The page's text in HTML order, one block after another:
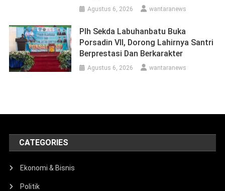
Agustus 6, 2026 wantaranews
Plh Sekda Labuhanbatu Buka
Porsadin VII, Dorong Lahirnya Santri
Berprestasi Dan Berkarakter
Agustus 6, 2026 wantaranews
CATEGORIES
Ekonomi & Bisnis
Politik